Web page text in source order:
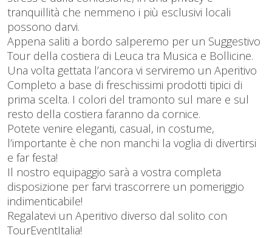
tranquillità che nemmeno i più esclusivi locali
possono darvi.
Appena saliti a bordo salperemo per un Suggestivo
Tour della costiera di Leuca tra Musica e Bollicine.
Una volta gettata l’ancora vi serviremo un Aperitivo
Completo a base di freschissimi prodotti tipici di
prima scelta. I colori del tramonto sul mare e sul
resto della costiera faranno da cornice.
Potete venire eleganti, casual, in costume,
l’importante è che non manchi la voglia di divertirsi
e far festa!
Il nostro equipaggio sarà a vostra completa
disposizione per farvi trascorrere un pomeriggio
indimenticabile!
Regalatevi un Aperitivo diverso dal solito con
TourEventItalia!